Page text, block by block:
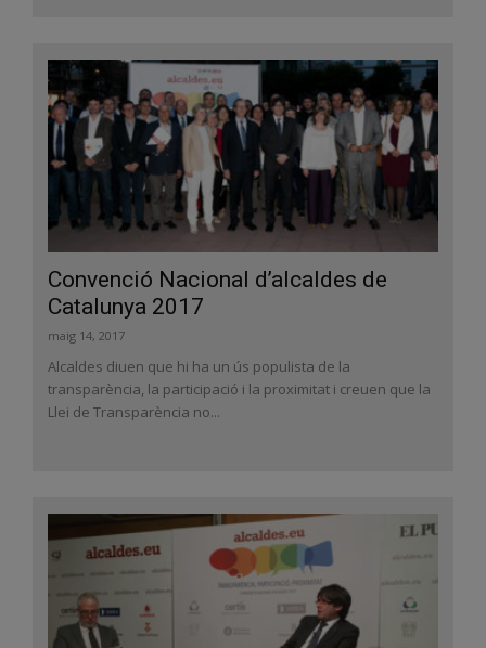
Convenció Nacional d’alcaldes de
Catalunya 2017
maig 14, 2017
Alcaldes diuen que hi ha un ús populista de la
transparència, la participació i la proximitat i creuen que la
Llei de Transparència no...